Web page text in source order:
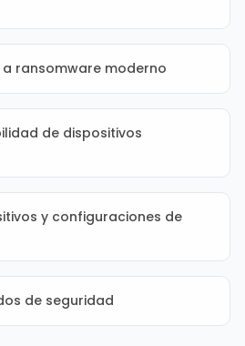
ransomware moderno
de dispositivos
y configuraciones de
de seguridad